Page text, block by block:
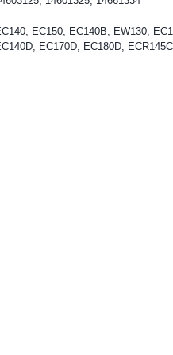
EC150, EC140B, EW130,
EC170D, EC180D, ECR145C